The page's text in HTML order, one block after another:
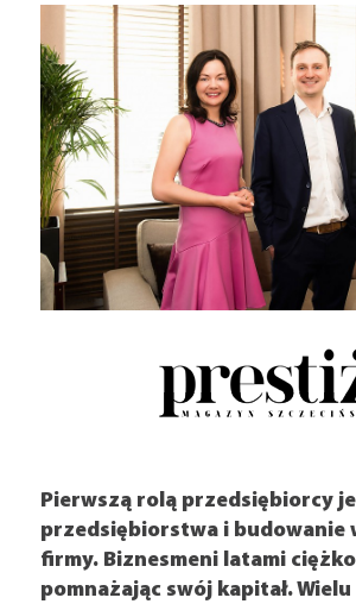
Media o nas
Kontakt
Fundacja
Pierwszą rolą przedsiębiorcy
przedsiębiorstwa i budowanie
firmy. Biznesmeni latami
pomnażając swój kapitał.